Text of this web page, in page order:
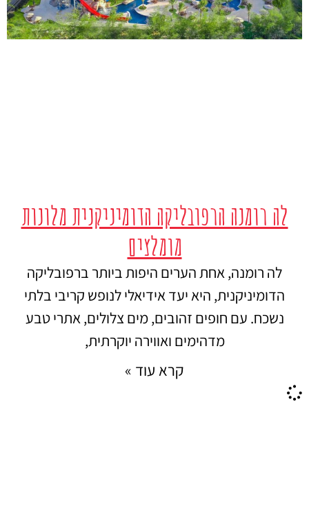
לה רומנה הרפובליקה הדומיניקנית מלונות
מומלצים
לה רומנה, אחת הערים היפות ביותר ברפובליקה
הדומיניקנית, היא יעד אידיאלי לנופש קריבי בלתי
נשכח. עם חופים זהובים, מים צלולים, אתרי טבע
מדהימים ואווירה יוקרתית,
קרא עוד »